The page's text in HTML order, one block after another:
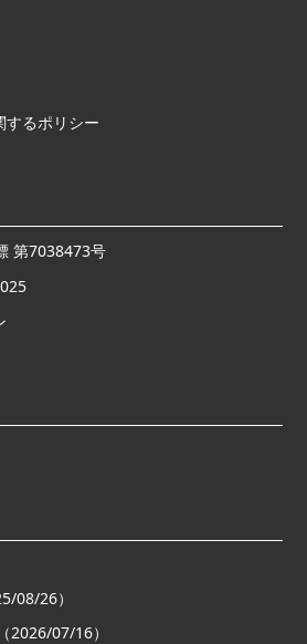
するポリシー
第7038473号
08/26）
2026/07/16）